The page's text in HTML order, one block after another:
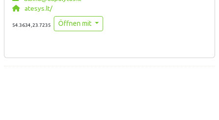
atesys.lt/
54.3634,23.7235 Öffnen mit